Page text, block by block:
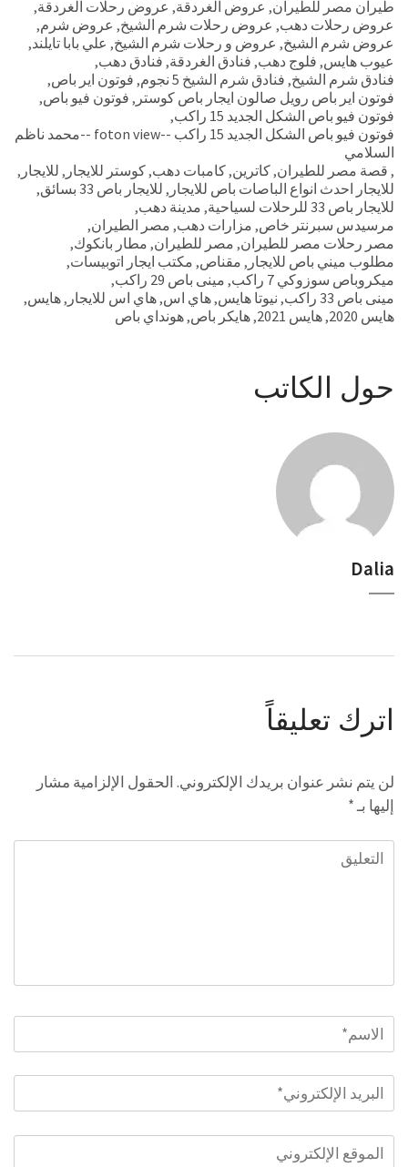
طيران مصر للطيران, عروض الغردقة, عروض رحلات الغردقة,
عروض رحلات دهب, عروض رحلات شرم الشيخ, عروض شرم,
عروض شرم الشيخ, عروض و رحلات شرم الشيخ, علي بابا تايلند,
عيوب هايس, فلوج دهب, فنادق الغردقة, فنادق دهب,
فنادق شرم الشيخ, فنادق شرم الشيخ 5 نجوم , فوتون اير باص,
فوتون اير باص رويل صالون ايجار باص كوستر , فوتون فيو باص,
فوتون فيو باص الشكل الجديد 15 راكب
,
فوتون فيو باص الشكل الجديد 15 راكب --foton view --محمد ناظم
السلامي
, قصة مصر للطيران,كاترين,كامبات دهب,كوستر للايجار , للايجار ,
للايجار احدث انواع الباصات باص للايجار , للايجار باص 33 بسائق
,
للايجار باص 33 للرحلات لسياحية
, مدينة دهب,
مرسيدس سبرنتر خاص, مزارات دهب, مصر الطيران,
مصر رحلات مصر للطيران, مصر للطيران, مطار بانكوك,
مطلوب ميني باص للايجار , مقناص, مكتب ايجار اتوبيسات,
ميكروباص سوزوكي 7 راكب
, مينى باص 29 راكب
,
مينى باص 33 راكب
, نيوتا هايس,هاي اس,هاي اس للايجار ,هايس,
هايس 2020
,هايس 2021 ,هايكر باص,هونداي باص
حول الكاتب
Dalia
اترك تعليقاً
لن يتم نشر عنوان بريدك الإلكتروني. الحقول الإلزامية مشار
إليها بـ*
التعليق
الاسم
البريد
الإلكتروني*
الموقع